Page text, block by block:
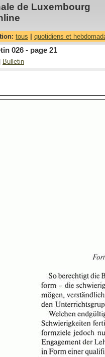
de Luxembourg
tous quotidiens et
026 - page 21
Bulletin